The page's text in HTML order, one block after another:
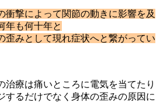
衝撃によって関節の動きに影響を及
年も何十年と
歪みとして現れ症状へと繋がってい
治療は痛いところに電気を当てたり
するだけでなく身体の歪みの原因に